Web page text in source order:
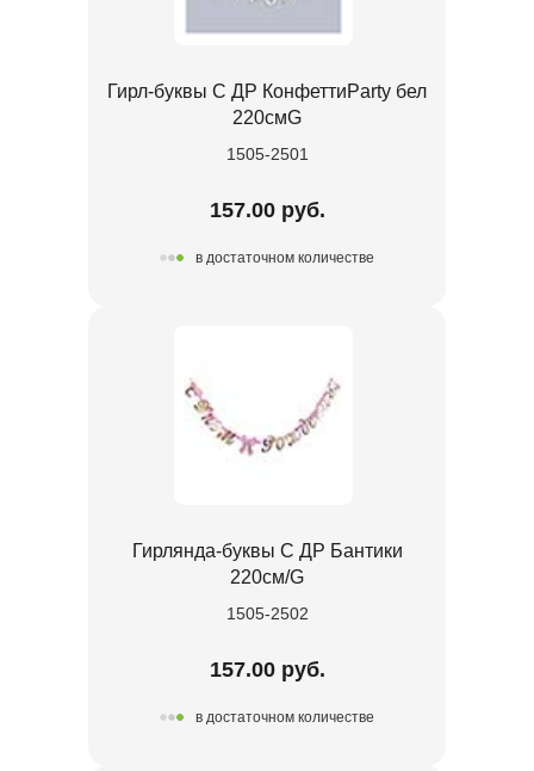
Гирл-буквы С ДР КонфеттиParty бел
220смG
1505-2501
157.00 руб.
в достаточном количестве
Гирлянда-буквы С ДР Бантики
220см/G
1505-2502
157.00 руб.
в достаточном количестве